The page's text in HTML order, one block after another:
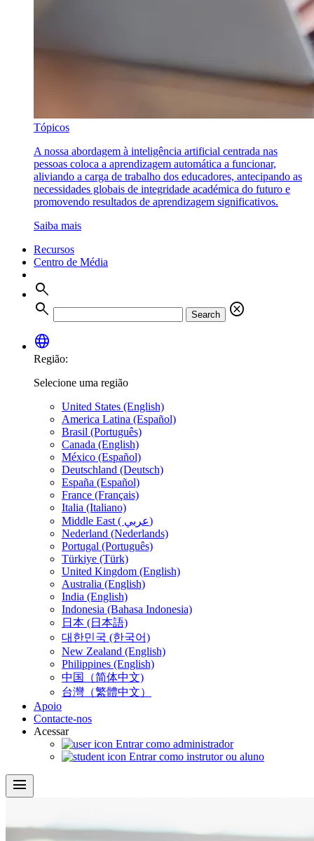
Tópicos
A nossa abordagem à inteligência artificial centrada nas
pessoas coloca a aprendizagem automática a funcionar,
aliviando a carga de trabalho dos educadores, antecipando as
necessidades globais de integridade académica do futuro e
promovendo resultados de aprendizagem significativos.
Saiba mais
Recursos
Centro de Média
search
search
Search
cancel
language
Região:
Selecione uma região
United States (English)
America Latina (Español)
Brasil (Português)
Canada (English)
México (Español)
Deutschland (Deutsch)
España (Español)
France (Français)
Italia (Italiano)
Middle East ( عربي)
Nederland (Nederlands)
Portugal (Português)
Türkiye (Türk)
United Kingdom (English)
Australia (English)
India (English)
Indonesia (Bahasa Indonesia)
日本 (日本語)
대한민국 (한국어)
New Zealand (English)
Philippines (English)
中国（简体中文)
台灣（繁體中文）
Apoio
Contacte-nos
Acessar
Entrar como administrador
Entrar como instrutor ou aluno
menu